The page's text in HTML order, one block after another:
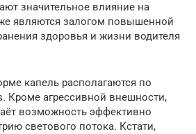
значительное влияние на
являются залогом повышенной
здоровья и жизни водителя
капель располагаются по
Кроме агрессивной внешности,
возможность эффективно
светового потока. Кстати,